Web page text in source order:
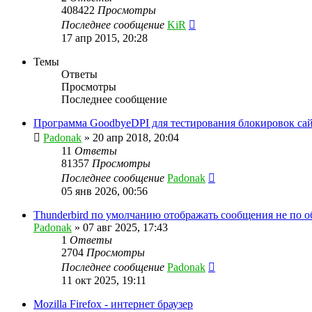
408422 Просмотры
Последнее сообщение KiR
17 апр 2015, 20:28
Темы
Ответы
Просмотры
Последнее сообщение
Программа GoodbyeDPI для тестирования блокировок
Padonak » 20 апр 2018, 20:04
11 Ответы
81357 Просмотры
Последнее сообщение Padonak
05 янв 2026, 00:56
Thunderbird по умолчанию отображать сообщения не по
Padonak » 07 авг 2025, 17:43
1 Ответы
2704 Просмотры
Последнее сообщение Padonak
11 окт 2025, 19:11
Mozilla Firefox - интернет браузер